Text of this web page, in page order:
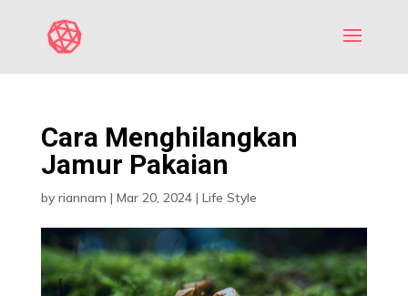
Cara Menghilangkan
Jamur Pakaian
by riannam | Mar 20, 2024| Life Style